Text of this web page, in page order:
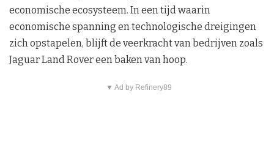
economische ecosysteem. In een tijd waarin
economische spanning en technologische dreigingen
zich opstapelen, blijft de veerkracht van bedrijven zoals
Jaguar Land Rover een baken van hoop.
▼ Ad by Refinery89